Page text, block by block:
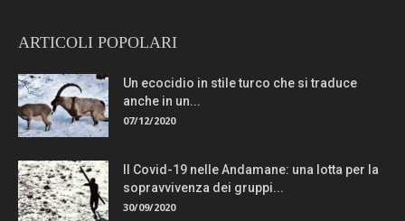
ARTICOLI POPOLARI
Un ecocidio in stile turco che si traduce
anche in un...
07/12/2020
Il Covid-19 nelle Andamane: una lotta per la
sopravvivenza dei gruppi...
30/09/2020